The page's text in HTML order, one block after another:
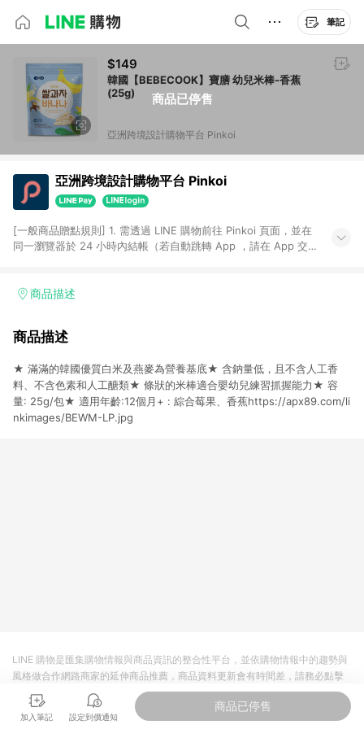
筆記
商品已停售
$149
韓國【BEBECOOK】寶膳 幼兒米棒-香蕉
(25g)
亞洲跨境設計購物平台 Pinkoi
亞洲跨境設計購物平台 Pinkoi
[一般商品贈點規則] 1. 需透過 LINE 購物前往 Pinkoi 頁面，並在
同一瀏覽器於 24 小時內結帳（若自動跳轉 App ，請在 App 交
回饋訂單不得享有 Pinkoi 站方優惠，例如首購優惠，P coins，
行為，不具贈點資格，部分退款不在此限。 6. APP 請更新至
貨後 45 天後發送。 8. 群眾募資商品，禮物卡，開館保證金，補
運費，攤位費等不具贈點資格。 9. LINE 購物站上之商品規格、
顏色、價位、贈品如與 Pinkoi 商品資訊頁及購物車不符，以
Pinkoi 購物商品資訊頁及購物車標示為準。 10. 點數紅包使用規
商品描述
商品描述
★ 滿滿的韓國優質白米及燕麥為營養基底★ 含鈉量低，且不含人工香
料、不含色素和人工醣類★ 條狀的米棒適合嬰幼兒練習抓握能力★ 容
量: 25g/包★ 適用年齡:12個月+ : 綜合莓果、香蕉https://apx89.com/li
nkimages/BEWM-LP.jpg
加入筆記 設定到價通知
商品已停售
LINE 購物是匯集購物情報與商品資訊的整合性平台，並依購物情報中的趨勢與
風格做合作網路商家的延伸商品推薦，商品資料更新會有時間差，請務必點擊
商品至各合作網路商家，確認現售價與購物條件，一切資訊以合作廠商網頁為
準。